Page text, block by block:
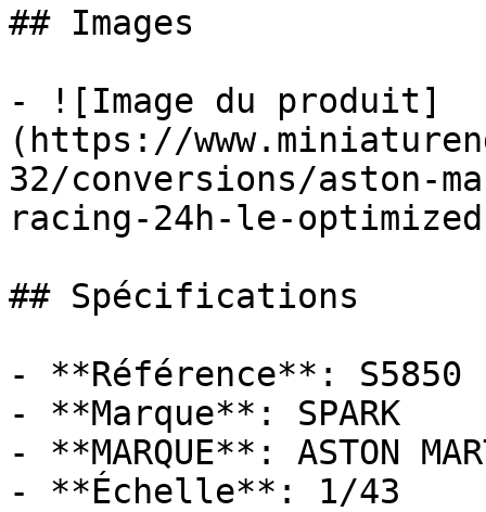
## Images
- ![Image du produit]
(https://
32/conversions/aston-
racing-24h-le-
## Spécifications
- **Référence**: S5850
- **Marque**: SPARK
- **MARQUE**: ASTON
- **Échelle**: 1/43